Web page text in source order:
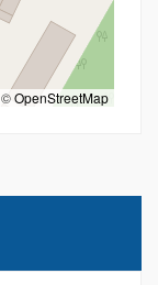
©OpenStreetMap